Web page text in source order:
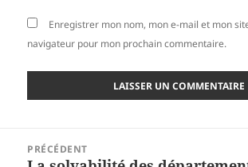
Enregistrer mon nom, mon e-mail et mon
navigateur pour mon prochain commentaire.
PRÉCÉDENT